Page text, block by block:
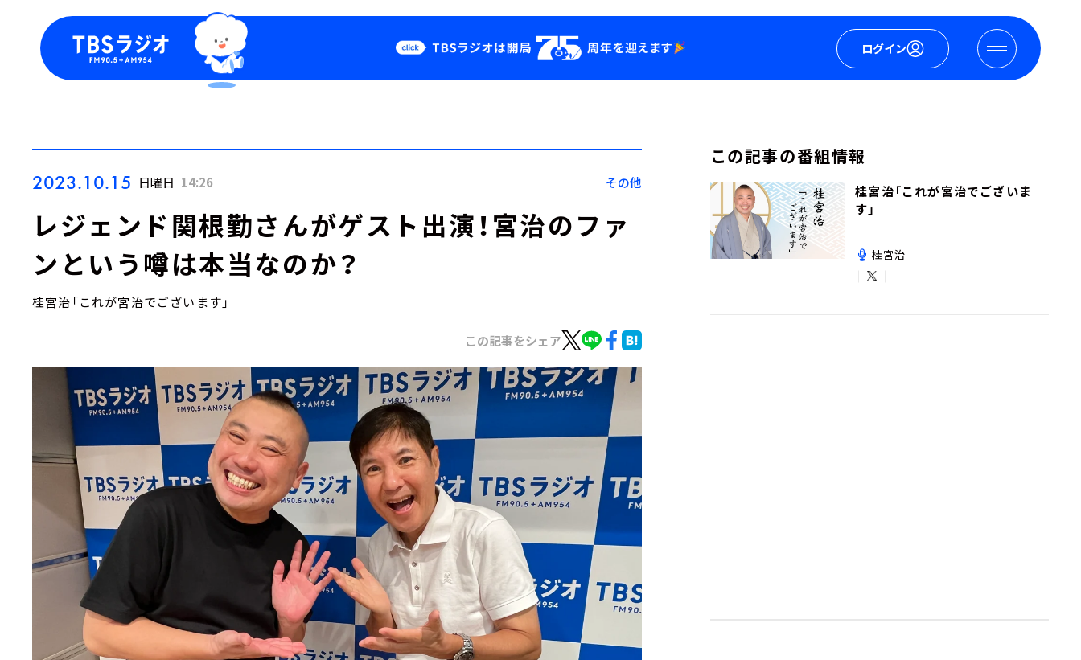
ログイン
Podcast
YouTube
2023.10.15 日曜日 14:26 その他
レジェンド関根勤さんがゲスト出演！宮治のファ
ンという噂は本当なのか？
桂宮治「これが宮治でございます」
この記事をシェア
この記事の番組情報
桂宮治「これが宮治でございま
す」
桂宮治